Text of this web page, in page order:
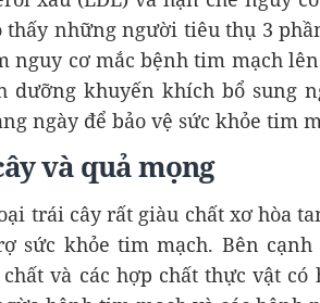
thấy những người tiêu thụ 3
nguy cơ mắc bệnh tim mạch
dưỡng khuyến khích bổ sung
ngày để bảo vệ sức khỏe tim
và quả mọng
trái cây rất giàu chất xơ hòa
sức khỏe tim mạch. Bên
và các hợp chất thực vật